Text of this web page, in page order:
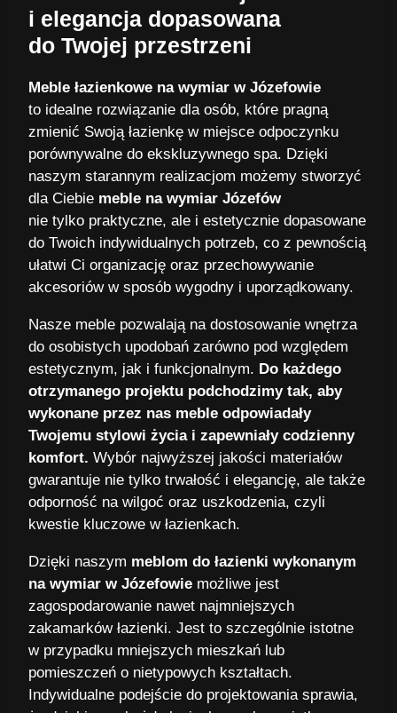
i elegancja dopasowana
do Twojej przestrzeni
Meble łazienkowe na wymiar w Józefowie
to idealne rozwiązanie dla osób, które pragną
zmienić Swoją łazienkę w miejsce odpoczynku
porównywalne do ekskluzywnego spa. Dzięki
naszym starannym realizacjom możemy stworzyć
dla Ciebie meble na wymiar Józefów
nie tylko praktyczne, ale i estetycznie dopasowane
do Twoich indywidualnych potrzeb, co z pewnością
ułatwi Ci organizację oraz przechowywanie
akcesoriów w sposób wygodny i uporządkowany.
Nasze meble pozwalają na dostosowanie wnętrza
do osobistych upodobań zarówno pod względem
estetycznym, jak i funkcjonalnym. Do każdego
otrzymanego projektu podchodzimy tak, aby
wykonane przez nas meble odpowiadały
Twojemu stylowi życia i zapewniały codzienny
komfort. Wybór najwyższej jakości materiałów
gwarantuje nie tylko trwałość i elegancję, ale także
odporność na wilgoć oraz uszkodzenia, czyli
kwestie kluczowe w łazienkach.
Dzięki naszym meblom do łazienki wykonanym
na wymiar w Józefowie możliwe jest
zagospodarowanie nawet najmniejszych
zakamarków łazienki. Jest to szczególnie istotne
w przypadku mniejszych mieszkań lub
pomieszczeń o nietypowych kształtach.
Indywidualne podejście do projektowania sprawia,